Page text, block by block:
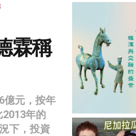
霖稱
億元，按年
年的
下，投資